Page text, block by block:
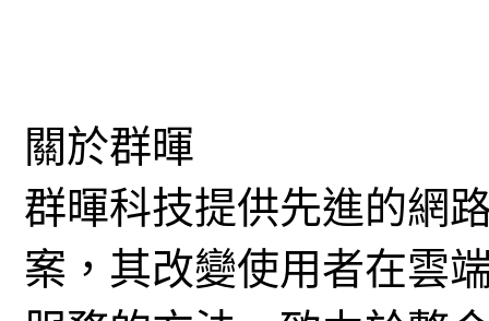
關於群暉
群暉科技提供先進的網
案，其改變使用者在雲